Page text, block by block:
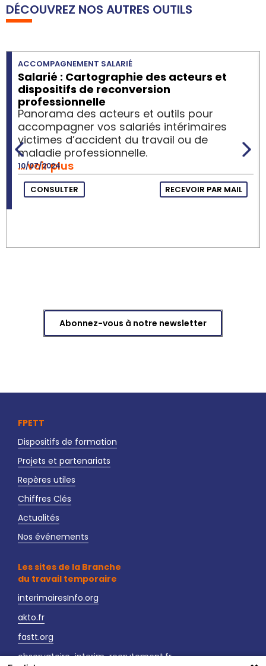
DÉCOUVREZ NOS AUTRES OUTILS
ACCOMPAGNEMENT SALARIÉ
Salarié : Cartographie des acteurs et
dispositifs de reconversion
professionnelle
Panorama des acteurs et outils pour
accompagner vos salariés intérimaires
victimes d’accident du travail ou de
maladie professionnelle.
… voir plus
10/07/2024
CONSULTER RECEVOIR PAR MAIL
Abonnez-vous à notre newsletter
FPETT
Dispositifs de formation
Projets et partenariats
Repères utiles
Chiffres Clés
Actualités
Nos événements
Les sites de la Branche
du travail temporaire
interimairesInfo.org
akto.fr
fastt.org
observatoire-interim-recrutement.fr